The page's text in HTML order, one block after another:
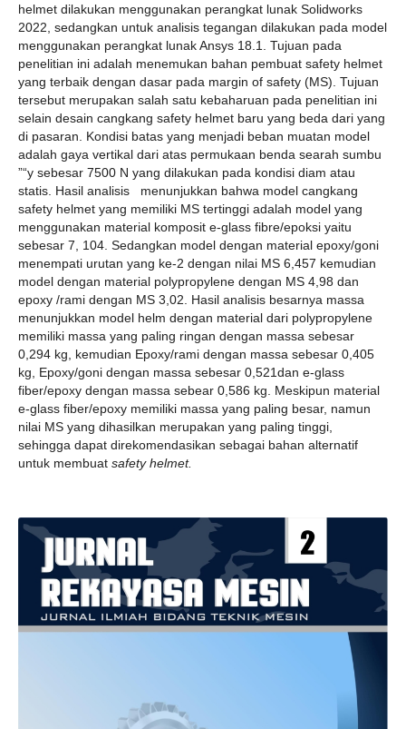
helmet dilakukan menggunakan perangkat lunak Solidworks
2022, sedangkan untuk analisis tegangan dilakukan pada model
menggunakan perangkat lunak Ansys 18.1. Tujuan pada
penelitian ini adalah menemukan bahan pembuat safety helmet
yang terbaik dengan dasar pada margin of safety (MS). Tujuan
tersebut merupakan salah satu kebaharuan pada penelitian ini
selain desain cangkang safety helmet baru yang beda dari yang
di pasaran. Kondisi batas yang menjadi beban muatan model
adalah gaya vertikal dari atas permukaan benda searah sumbu
”“y sebesar 7500 N yang dilakukan pada kondisi diam atau
statis. Hasil analisis menunjukkan bahwa model cangkang
safety helmet yang memiliki MS tertinggi adalah model yang
menggunakan material komposit e-glass fibre/epoksi yaitu
sebesar 7, 104. Sedangkan model dengan material epoxy/goni
menempati urutan yang ke-2 dengan nilai MS 6,457 kemudian
model dengan material polypropylene dengan MS 4,98 dan
epoxy /rami dengan MS 3,02. Hasil analisis besarnya massa
menunjukkan model helm dengan material dari polypropylene
memiliki massa yang paling ringan dengan massa sebesar
0,294 kg, kemudian Epoxy/rami dengan massa sebesar 0,405
kg, Epoxy/goni dengan massa sebesar 0,521dan e-glass
fiber/epoxy dengan massa sebear 0,586 kg. Meskipun material
e-glass fiber/epoxy memiliki massa yang paling besar, namun
nilai MS yang dihasilkan merupakan yang paling tinggi,
sehingga dapat direkomendasikan sebagai bahan alternatif
untuk membuat safety helmet.